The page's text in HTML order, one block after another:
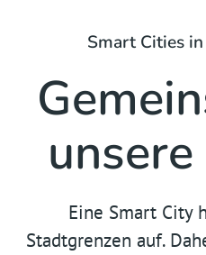
Smart Cities
Eine Smart City
Stadtgrenzen auf.